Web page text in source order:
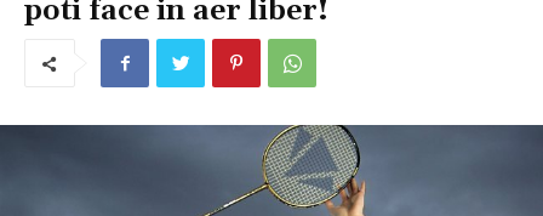
poti face in aer liber!